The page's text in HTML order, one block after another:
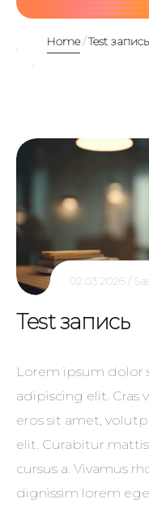
Home Test запись
02.03.2026
Test запись
Lorem ipsum dolor
adipiscing elit.
eros sit amet,
elit. Curabitur
cursus a. Vivamus
dignissim lorem